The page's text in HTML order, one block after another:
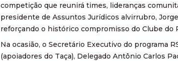
competição que reunirá times, lideranças
presidente de Assuntos Jurídicos alvirrubro,
reforçando o histórico compromisso do Clube do
Na ocasião, o Secretário Executivo do programa
(apoiadores do Taça), Delegado Antônio Carlos